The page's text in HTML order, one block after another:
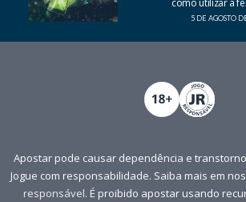
5 DE AGOSTO
Apostar pode causar dependência e
Jogue com responsabilidade. Saiba mais em
responsável. É proibido apostar usando